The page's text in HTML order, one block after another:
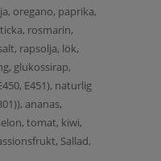
oregano, paprika,
rosmarin,
rapsolja, lök,
glukossirap,
E451), naturlig
ananas,
tomat, kiwi,
Sallad,